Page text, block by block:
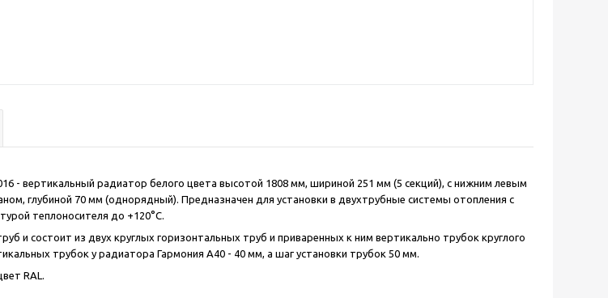
- вертикальный радиатор белого цвета высотой 1808 мм, шириной 251 мм (5 секций), с нижним левым
глубиной 70 мм (однорядный). Предназначен для установки в двухтрубные системы отопления с
теплоносителя до +120°С.
и состоит из двух круглых горизонтальных труб и приваренных к ним вертикально трубок круглого
трубок у радиатора Гармония А40 - 40 мм, а шаг установки трубок 50 мм.
RAL.